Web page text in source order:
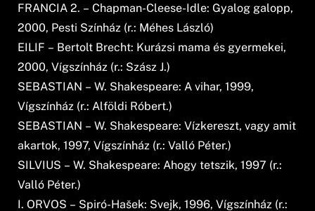
FRANCIA 2. – Chapman-Cleese-Idle: Gyalog galopp,
2000, Pesti Színház (r.: Méhes László)
EILIF – Bertolt Brecht: Kurázsi mama és gyermekei,
2000, Vígszínház (r.: Szász J.)
SEBASTIAN – W. Shakespeare: A vihar, 1999,
Vígszínház (r.: Alföldi Róbert.)
SEBASTIAN – W. Shakespeare: Vízkereszt, vagy amit
akartok, 1997, Vígszínház (r.: Valló Péter.)
SILVIUS – W. Shakespeare: Ahogy tetszik, 1997 (r.:
Valló Péter.)
I. ORVOS – Spiró-Hašek: Svejk, 1996, Vígszínház (r.: